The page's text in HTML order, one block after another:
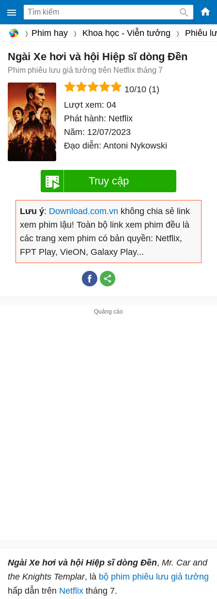
-
Phim hay Khoa học - Viễn tưởng Phiêu
Ngài Xe hơi và hội Hiệp sĩ dòng Đền
Phim phiêu lưu giả tưởng trên Netflix tháng 7
10/10 (1)
Lượt xem: 04
Phát hành: Netflix
Năm: 12/07/2023
Đạo diễn: Antoni Nykowski
Truy cập
Lưu ý: Download.com.vn không chia sẻ link
xem phim lậu! Toàn bộ link xem phim đều là
các trang xem phim có bản quyền: Netflix,
FPT Play, VieON, Galaxy Play...
Ngài Xe hơi và hội Hiệp sĩ dòng Đền, Mr. Car and
the Knights Templar, là bộ phim phiêu lưu giả tưởng
hấp dẫn trên Netflix tháng 7.